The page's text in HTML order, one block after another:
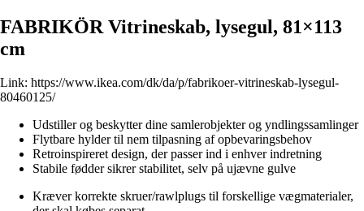
FABRIKÖR Vitrineskab, lysegul, 81×113
cm
Link: https://www.ikea.com/dk/da/p/fabrikoer-vitrineskab-lysegul-
80460125/
Udstiller og beskytter dine samlerobjekter og yndlingssamlinger
Flytbare hylder til nem tilpasning af opbevaringsbehov
Retroinspireret design, der passer ind i enhver indretning
Stabile fødder sikrer stabilitet, selv på ujævne gulve
Kræver korrekte skruer/rawlplugs til forskellige vægmaterialer,